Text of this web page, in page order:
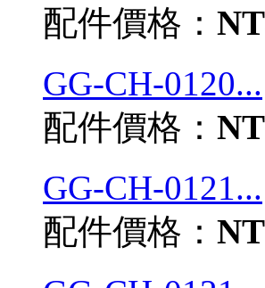
配件價格：
GG-CH-0120...
配件價格：
GG-CH-0121...
配件價格：